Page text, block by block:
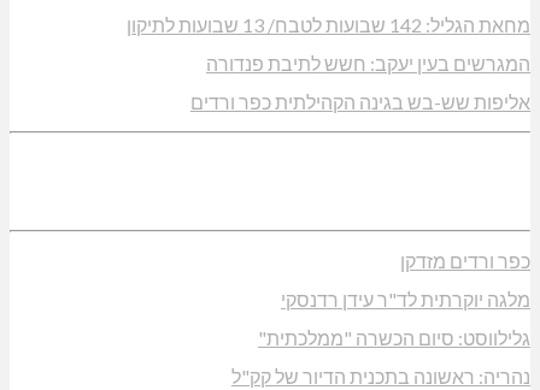
מחאת הגליל: 142 שבועות לטבח/ 13 שבועות לתיקון
המגרשים בעין יעקב: חשש לתיבת פנדורה
אליפות שש-בש בגינה הקהילתית כפר ורדים
כפר ורדים מזדקן
מלגה יוקרתית לד"ר עידן רדנסקי
גלילווסט: סיום הכשרה "ממלכתית"
נהריה: ראשונה בתכנית הדיור של קק"ל